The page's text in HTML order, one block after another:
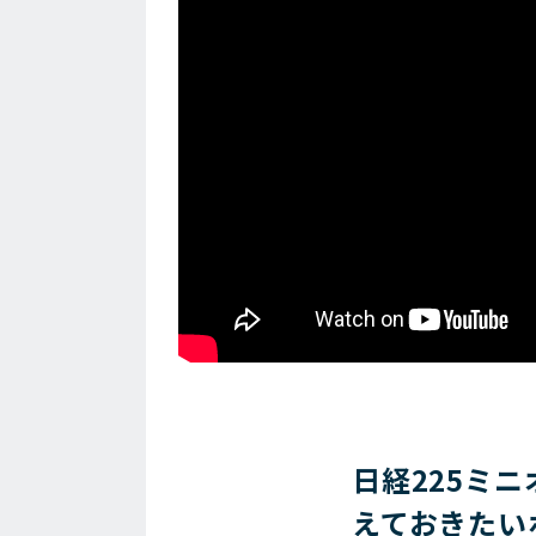
日経225ミニ
えておきた